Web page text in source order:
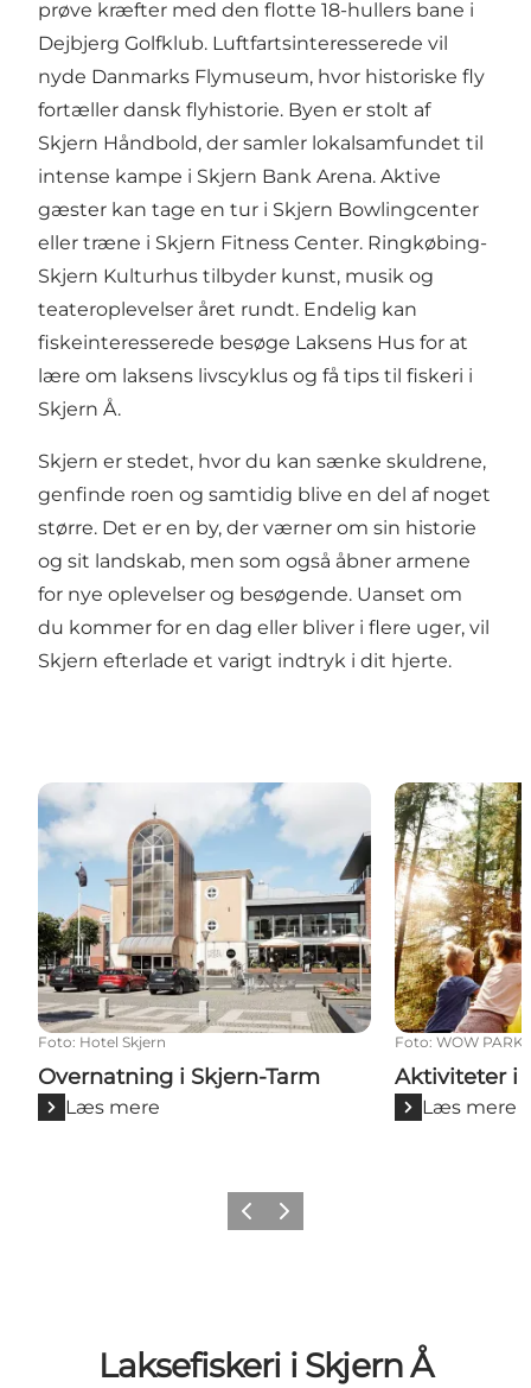
prøve kræfter med den flotte 18-hullers bane i
Dejbjerg Golfklub. Luftfartsinteresserede vil
nyde Danmarks Flymuseum, hvor historiske fly
fortæller dansk flyhistorie. Byen er stolt af
Skjern Håndbold, der samler lokalsamfundet til
intense kampe i Skjern Bank Arena. Aktive
gæster kan tage en tur i Skjern Bowlingcenter
eller træne i Skjern Fitness Center. Ringkøbing-
Skjern Kulturhus tilbyder kunst, musik og
teateroplevelser året rundt. Endelig kan
fiskeinteresserede besøge Laksens Hus for at
lære om laksens livscyklus og få tips til fiskeri i
Skjern Å.
Skjern er stedet, hvor du kan sænke skuldrene,
genfinde roen og samtidig blive en del af noget
større. Det er en by, der værner om sin historie
og sit landskab, men som også åbner armene
for nye oplevelser og besøgende. Uanset om
du kommer for en dag eller bliver i flere uger, vil
Skjern efterlade et varigt indtryk i dit hjerte.
Overnatning i Skjern-Tarm
Foto: Hotel Skjern
Overnatning i Skjern-Tarm
Læs mere
Aktiviteter i
Foto: WOW PARK
Aktiviteter i
Læs mere
ForrigeNæste
Laksefiskeri i Skjern Å